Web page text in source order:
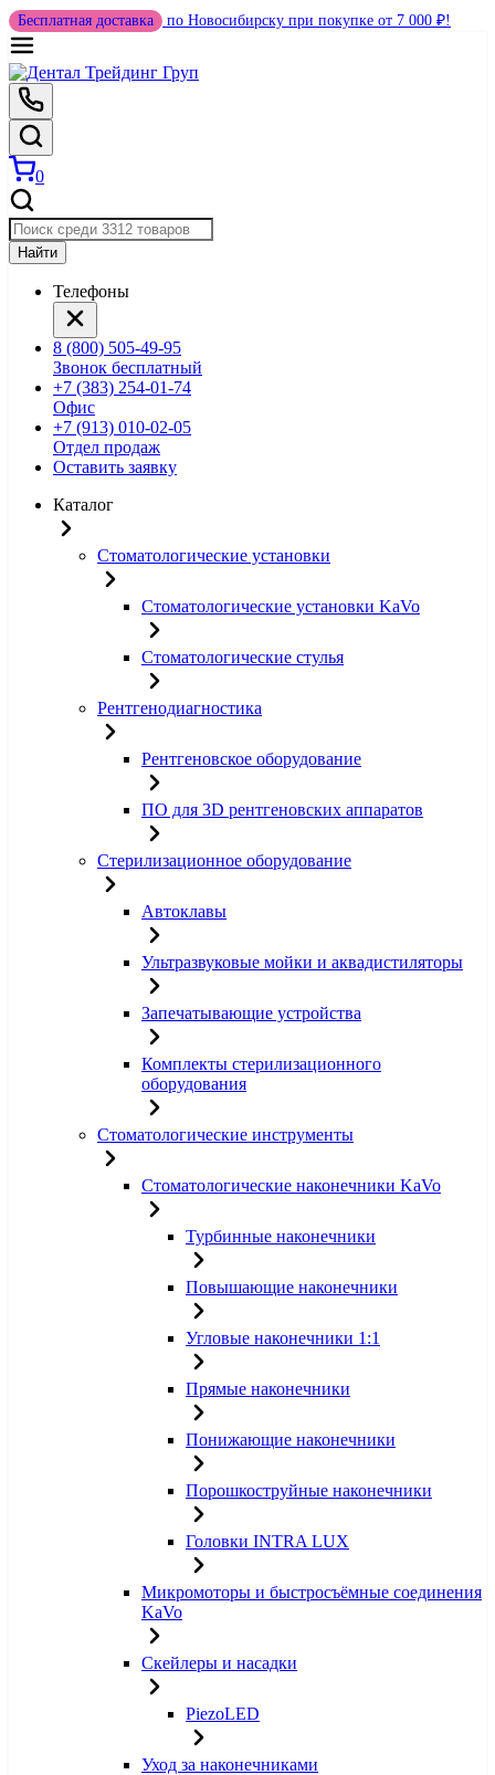
Бесплатная доставка по Новосибирску при покупке от 7 000 ₽!
0
Найти
Телефоны
8 (800) 505-49-95
Звонок бесплатный
+7 (383) 254-01-74
Офис
+7 (913) 010-02-05
Отдел продаж
Оставить заявку
Каталог
Стоматологические установки
Стоматологические установки KaVo
Стоматологические стулья
Рентгенодиагностика
Рентгеновское оборудование
ПО для 3D рентгеновских аппаратов
Стерилизационное оборудование
Автоклавы
Ультразвуковые мойки и аквадистиляторы
Запечатывающие устройства
Комплекты стерилизационного
оборудования
Стоматологические инструменты
Стоматологические наконечники KaVo
Турбинные наконечники
Повышающие наконечники
Угловые наконечники 1:1
Прямые наконечники
Понижающие наконечники
Порошкоструйные наконечники
Головки INTRA LUX
Микромоторы и быстросъёмные соединения
KaVo
Скейлеры и насадки
PiezoLED
Уход за наконечниками